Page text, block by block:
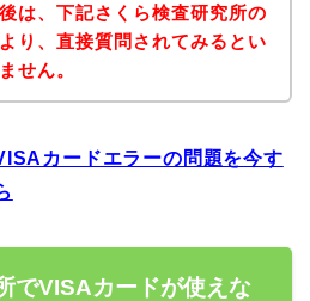
は、下記さくら検査研究所の
り、直接質問されてみるとい
せん。
カードエラーの問題を今す
でVISAカードが使えな